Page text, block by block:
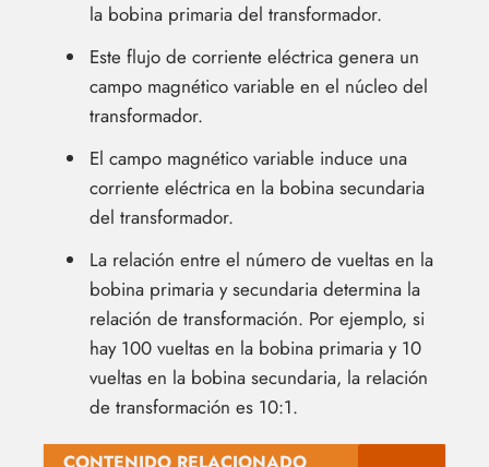
la bobina primaria del transformador.
Este flujo de corriente eléctrica genera un
campo magnético variable en el núcleo del
transformador.
El campo magnético variable induce una
corriente eléctrica en la bobina secundaria
del transformador.
La relación entre el número de vueltas en la
bobina primaria y secundaria determina la
relación de transformación. Por ejemplo, si
hay 100 vueltas en la bobina primaria y 10
vueltas en la bobina secundaria, la relación
de transformación es 10:1.